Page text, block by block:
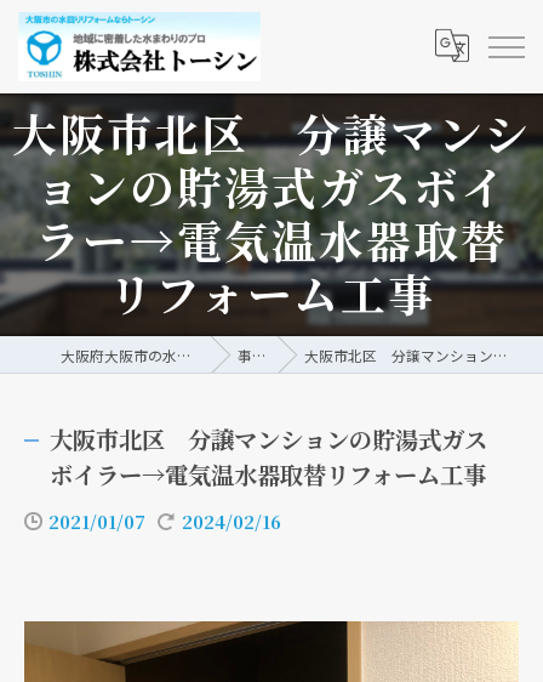
大阪市北区 分譲マンシ
ョンの貯湯式ガスボイ
ラー→電気温水器取替
リフォーム工事
大阪府大阪市の水回りリフォームなら株式会社トーシン 事例/ブログ 大阪市北区 分譲マンションの貯湯式ガスボイラー→電気温水器取替リフォーム工事
大阪市北区 分譲マンションの貯湯式ガス
ボイラー→電気温水器取替リフォーム工事
2021/01/07 2024/02/16